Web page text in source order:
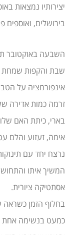
יצירותיו נמצאות
בירושלים, ואוספים
השבעה באוקטובר
שבת והקפות שמחת
אינפורמציה על
זרמה כמות אדירה
בארי, כיתת האם
אימה, זעזוע והלם
נרצח יחד עם
המשיך איתו
אסתטיקה ציורית.
בחלוף הזמן
כמעט בנשימה אחת